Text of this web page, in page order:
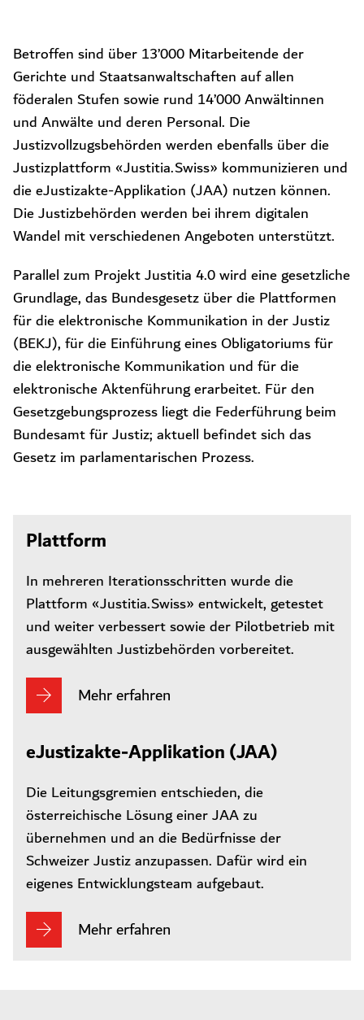
Betroffen sind über 13’000 Mitarbeitende der
Gerichte und Staatsanwaltschaften auf allen
föderalen Stufen sowie rund 14’000 Anwältinnen
und Anwälte und deren Personal. Die
Justizvollzugsbehörden werden ebenfalls über die
Justizplattform «Justitia.Swiss» kommunizieren und
die eJustizakte-Applikation (JAA) nutzen können.
Die Justizbehörden werden bei ihrem digitalen
Wandel mit verschiedenen Angeboten unterstützt.
Parallel zum Projekt Justitia 4.0 wird eine gesetzliche
Grundlage, das Bundesgesetz über die Plattformen
für die elektronische Kommunikation in der Justiz
(BEKJ), für die Einführung eines Obligatoriums für
die elektronische Kommunikation und für die
elektronische Aktenführung erarbeitet. Für den
Gesetzgebungsprozess liegt die Federführung beim
Bundesamt für Justiz; aktuell befindet sich das
Gesetz im parlamentarischen Prozess.
Plattform
In mehreren Iterationsschritten wurde die
Plattform «Justitia.Swiss» entwickelt, getestet
und weiter verbessert sowie der Pilotbetrieb mit
ausgewählten Justizbehörden vorbereitet.
Mehr erfahren
eJustizakte-Applikation (JAA)
Die Leitungsgremien entschieden, die
österreichische Lösung einer JAA zu
übernehmen und an die Bedürfnisse der
Schweizer Justiz anzupassen. Dafür wird ein
eigenes Entwicklungsteam aufgebaut.
Mehr erfahren